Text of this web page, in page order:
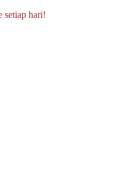
setiap hari!